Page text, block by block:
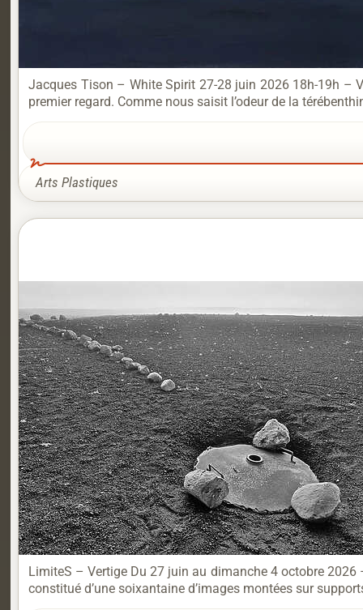
Jacques Tison – White Spirit 27-28 juin 2026 18h-19h –
premier regard. Comme nous saisit l’odeur de la
Arts Plastiques
LimiteS – Vertige Du 27 juin au dimanche 4 octobre
constitué d’une soixantaine d’images montées sur